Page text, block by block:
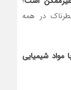
در همه
شیمیایی